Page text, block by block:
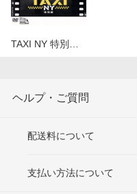
TAXI NY 特別…
ヘルプ・ご質問
配送料について
支払い方法について